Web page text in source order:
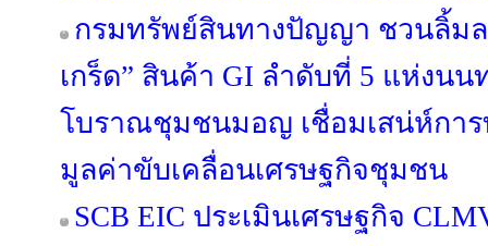
กรมทรัพย์สินทางปัญญา ชวนลิ้มล
เกร็ด” สินค้า GI ลำดับที่ 5 แห่งน
โบราณชุมชนมอญ เชื่อมเสน่ห์การท่
มูลค่าขับเคลื่อนเศรษฐกิจชุมชน
SCB EIC ประเมินเศรษฐกิจ